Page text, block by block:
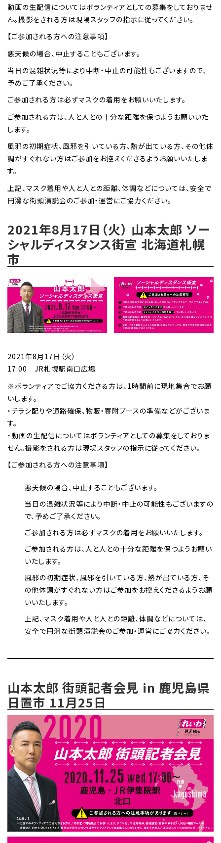
動画の生配信についてはボランティアとしての募集をしておりませ
ん。撮影をされる方は現場スタッフの指示に従ってください。
【ご参加される方への注意事項】
悪天候の場合、中止することもございます。
当日の混雑状況等により中断・中止の可能性もございますので、
予めご了承ください。
ご参加される方は必ずマスクの着用をお願いいたします。
ご参加される方は、人と人との十分な距離を保つようお願いいた
します。
風邪の初期症状、風邪を引いている方、熱が出ている方、その他体
調がすぐれない方はご参加をお控えくださるようお願いいたしま
す。
上記、マスク着用や人と人との距離、体調などについては、安全で
円滑な街頭演説会のご参加・運営にご協力ください。
2021年8月17日（火） 山本太郎 ソー
シャルディスタンス街宣 北海道札幌
市
2021年8月17日（火）
17:00 JR札幌駅南口広場
※ボランティアでご協力くださる方は、1時間前に現地集合でお願
いします。
・チラシ配りや通路確保、物販・寄附ブースの準備などがございま
す。
・動画の生配信についてはボランティアとしての募集をしておりま
せん。撮影をされる方は現場スタッフの指示に従ってください。
【ご参加される方への注意事項】
悪天候の場合、中止することもございます。
当日の混雑状況等により中断・中止の可能性もございますの
で、予めご了承ください。
ご参加される方は必ずマスクの着用をお願いいたします。
ご参加される方は、人と人との十分な距離を保つようお願い
いたします。
風邪の初期症状、風邪を引いている方、熱が出ている方、そ
の他体調がすぐれない方はご参加をお控えくださるようお願
いいたします。
上記、マスク着用や人と人との距離、体調などについては、
安全で円滑な街頭演説会のご参加・運営にご協力ください。
山本太郎 街頭記者会見 in 鹿児島県
日置市 11月25日